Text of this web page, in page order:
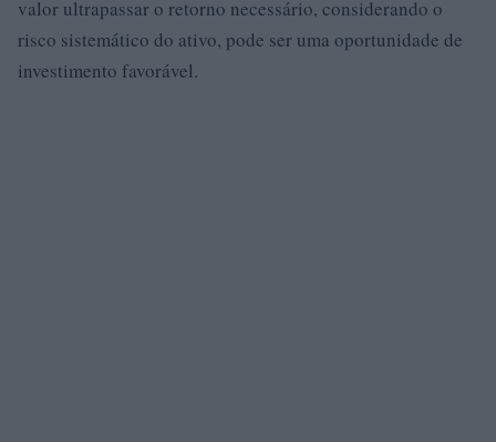
valor ultrapassar o retorno necessário, considerando o
risco sistemático do ativo, pode ser uma oportunidade de
investimento favorável.